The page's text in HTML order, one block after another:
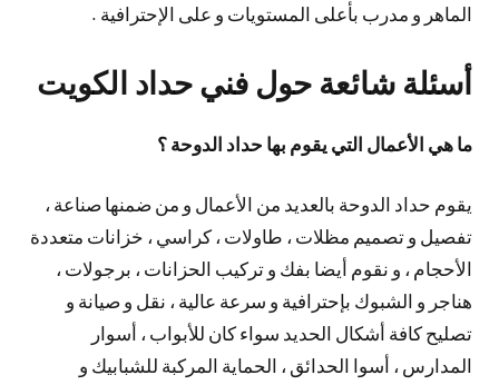
الماهر و مدرب بأعلى المستويات و على الإحترافية .
أسئلة شائعة حول فني حداد الكويت
ما هي الأعمال التي يقوم بها حداد الدوحة ؟
يقوم حداد الدوحة بالعديد من الأعمال و من ضمنها صناعة ،
تفصيل و تصميم مظلات ، طاولات ، كراسي ، خزانات متعددة
الأحجام ، و نقوم أيضا بفك و تركيب الحزانات ، برجولات ،
هناجر و الشبوك بإحترافية و سرعة عالية ، نقل و صيانة و
تصليح كافة أشكال الحديد سواء كان للأبواب ، أسوار
المدارس ، أسوا الحدائق ، الحماية المركبة للشبابيك و